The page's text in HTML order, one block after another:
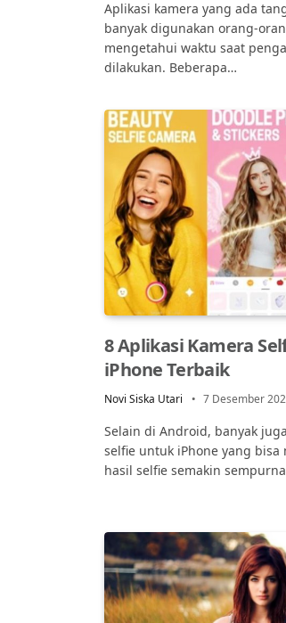
Aplikasi kamera yang ada
banyak digunakan orang-
mengetahui waktu saat
dilakukan. Beberapa…
8 Aplikasi Kamera
iPhone Terbaik
Novi Siska Utari 7 Desember
Selain di Android, banyak
selfie untuk iPhone yang
hasil selfie semakin